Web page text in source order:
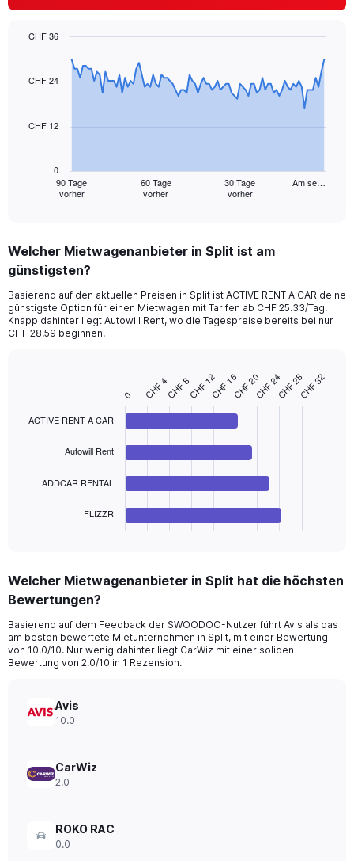
91
Range:
91
The
chart
has
Range:
90 Tage
vorher
60 Tage
vorher
30 Tage
vorher
Am se…
0
CHF 12
CHF 24
CHF 36
Welcher Mietwagenanbieter in Split ist am
günstigsten?
Basierend auf den aktuellen Preisen in Split ist ACTIVE RENT A CAR deine
günstigste Option für einen Mietwagen mit Tarifen ab CHF 25.33/Tag.
Knapp dahinter liegt Autowill Rent, wo die Tagespreise bereits bei nur
CHF 28.59 beginnen.
chart
Range:
4
The
chart
has
axis
displaying
0
to
ACTIVE RENT A CAR
Autowill Rent
ADDCAR RENTAL
FLIZZR
0 CHF 4CHF 8CHF 12CHF 16CHF 20CHF 24CHF 28CHF 32
Welcher Mietwagenanbieter in Split hat die höchsten
Bewertungen?
Basierend auf dem Feedback der SWOODOO-Nutzer führt Avis als das
am besten bewertete Mietunternehmen in Split, mit einer Bewertung
von 10.0/10. Nur wenig dahinter liegt CarWiz mit einer soliden
Bewertung von 2.0/10 in 1 Rezension.
Avis
10.0
CarWiz
2.0
ROKO RAC
0.0